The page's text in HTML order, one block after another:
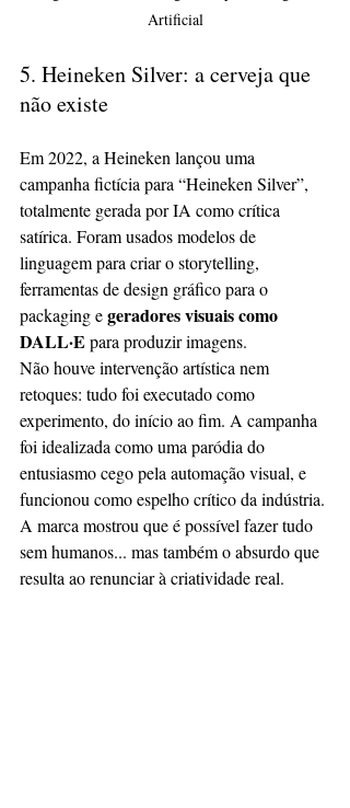
Artificial
5. Heineken Silver: a cerveja que
não existe
Em 2022, a Heineken lançou uma
campanha fictícia para “Heineken Silver”,
totalmente gerada por IA como crítica
satírica. Foram usados modelos de
linguagem para criar o storytelling,
ferramentas de design gráfico para o
packaging e geradores visuais como
DALL·E para produzir imagens.
Não houve intervenção artística nem
retoques: tudo foi executado como
experimento, do início ao fim. A campanha
foi idealizada como uma paródia do
entusiasmo cego pela automação visual, e
funcionou como espelho crítico da indústria.
A marca mostrou que é possível fazer tudo
sem humanos... mas também o absurdo que
resulta ao renunciar à criatividade real.